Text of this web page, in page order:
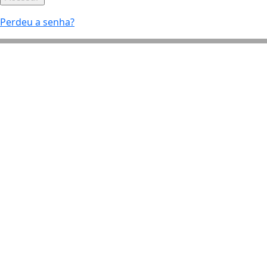
Perdeu a senha?